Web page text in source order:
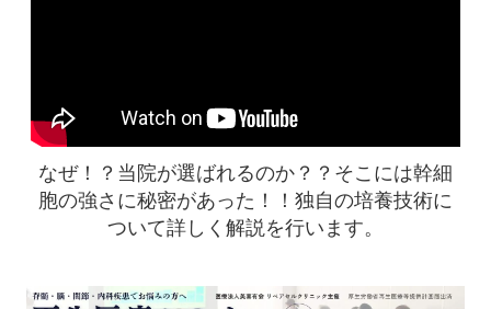
なぜ！？当院が選ばれるのか？？ そこには幹細
胞の強さに秘密があった！！ 独自の培養技術に
ついて詳しく解説を行います。